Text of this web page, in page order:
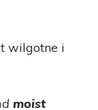
wilgotne i
moist